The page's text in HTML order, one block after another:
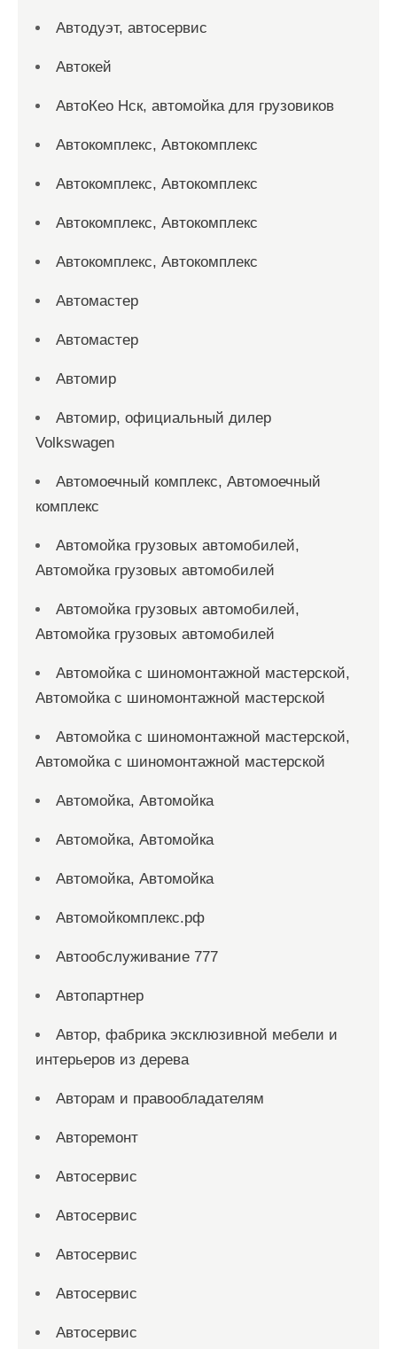
Автодуэт, автосервис
Автокей
АвтоКео Нск, автомойка для грузовиков
Автокомплекс, Автокомплекс
Автокомплекс, Автокомплекс
Автокомплекс, Автокомплекс
Автокомплекс, Автокомплекс
Автомастер
Автомастер
Автомир
Автомир, официальный дилер
Volkswagen
Автомоечный комплекс, Автомоечный
комплекс
Автомойка грузовых автомобилей,
Автомойка грузовых автомобилей
Автомойка грузовых автомобилей,
Автомойка грузовых автомобилей
Автомойка с шиномонтажной мастерской,
Автомойка с шиномонтажной мастерской
Автомойка с шиномонтажной мастерской,
Автомойка с шиномонтажной мастерской
Автомойка, Автомойка
Автомойка, Автомойка
Автомойка, Автомойка
Автомойкомплекс.рф
Автообслуживание 777
Автопартнер
Автор, фабрика эксклюзивной мебели и
интерьеров из дерева
Авторам и правообладателям
Авторемонт
Автосервис
Автосервис
Автосервис
Автосервис
Автосервис